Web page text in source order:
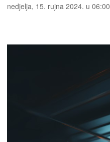
nedjelja, 15. rujna 2024. u 06:00